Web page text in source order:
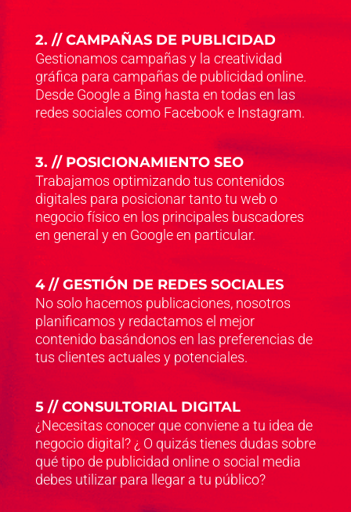
2. // CAMPAÑAS DE PUBLICIDAD
Gestionamos campañas y la creatividad
gráfica para campañas de publicidad online.
Desde Google a Bing hasta en todas en las
redes sociales como Facebook e Instagram.
3. // POSICIONAMIENTO SEO
Trabajamos optimizando tus contenidos
digitales para posicionar tanto tu web o
negocio físico en los principales buscadores
en general y en Google en particular.
4 // GESTIÓN DE REDES SOCIALES
No solo hacemos publicaciones, nosotros
planificamos y redactamos el mejor
contenido basándonos en las preferencias de
tus clientes actuales y potenciales.
5 // CONSULTORIAL DIGITAL
¿Necesitas conocer que conviene a tu idea de
negocio digital? ¿ O quizás tienes dudas sobre
qué tipo de publicidad online o social media
debes utilizar para llegar a tu público?